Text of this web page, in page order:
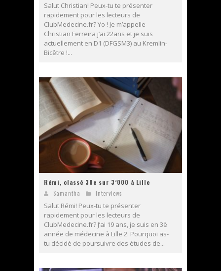
Salut Christian! Peux-tu te présenter
rapidement pour les lecteurs de
ClubMedecine.fr? Yo ! Je m’appelle
Christian Ferreira j’ai 22ans et je suis
actuellement en D1 (DFGSM3) au Kremlin-
Bicêtre !...
Rémi, classé 30e sur 3’000 à Lille
Samantha Interviews
Salut Rémi! Peux-tu te présenter
rapidement pour les lecteurs de
ClubMedecine.fr? J’ai 19 ans, je suis en 3è
année de médecine à Lille 2. Pourquoi as-
tu décidé de poursuivre des études de...